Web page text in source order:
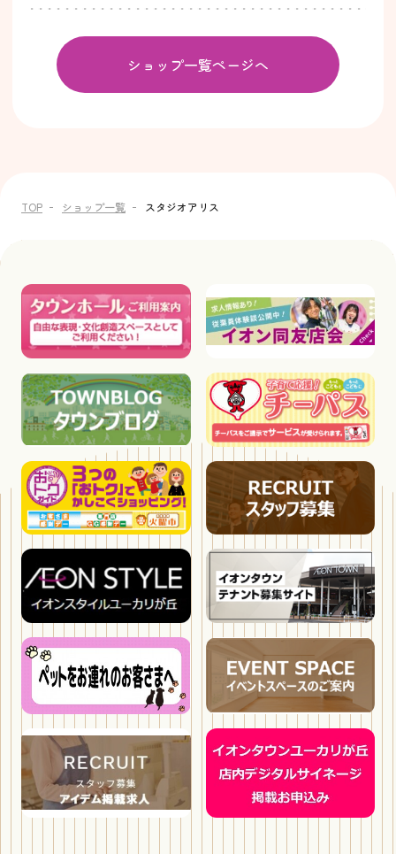
ショップ一覧ページへ
TOP ショップ一覧 スタジオアリス